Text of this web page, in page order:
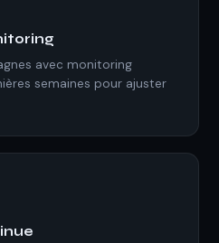
avec monitoring
semaines pour ajuster